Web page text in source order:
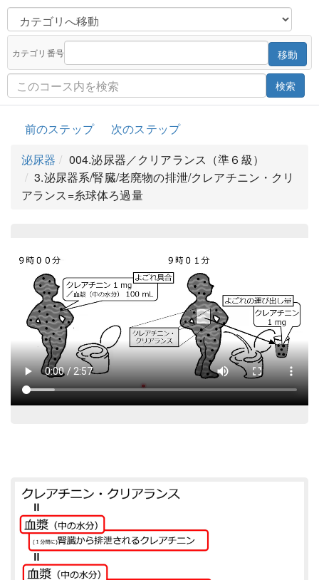
カテゴリ番号 移動
検索
前のステップ
次のステップ
泌尿器
004.泌尿器／クリアランス（準６級）
3.泌尿器系/腎臓/老廃物の排泄/クレアチニン・クリ
アランス=糸球体ろ過量